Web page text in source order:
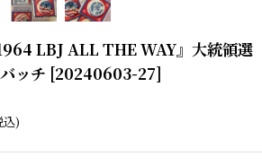
LBJ ALL THE WAY』大統領選
ッチ [20240603-27]
込)